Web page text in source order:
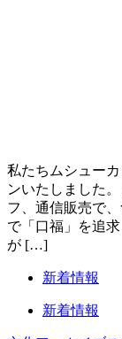
私たちムシュー
ンいたしました
フ、通信販売で
で「口福」を追
が […]
新着情報
新着情報